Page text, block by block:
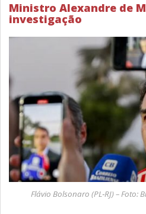
Ministro Alexandre de
investigação
Flávio Bolsonaro (PL‑RJ) – Foto: